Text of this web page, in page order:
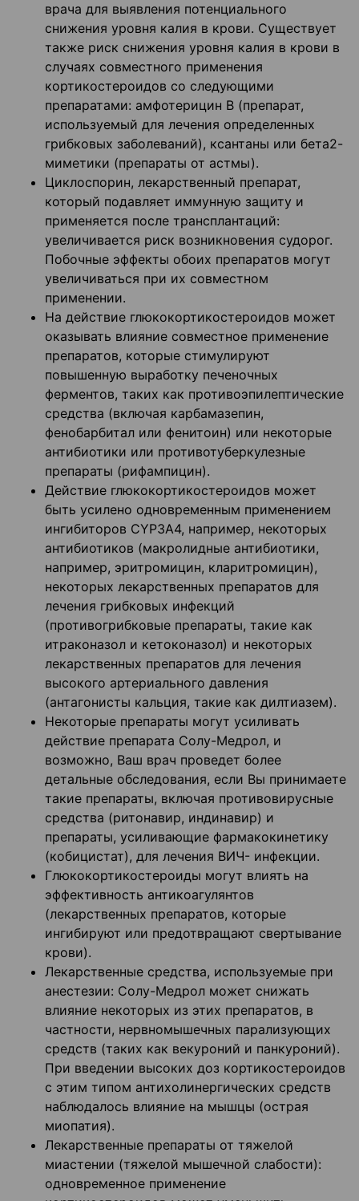
врача для выявления потенциального
снижения уровня калия в крови. Существует
также риск снижения уровня калия в крови в
случаях совместного применения
кортикостероидов со следующими
препаратами: амфотерицин В (препарат,
используемый для лечения определенных
грибковых заболеваний), ксантаны или бета2-
миметики (препараты от астмы).
Циклоспорин, лекарственный препарат,
который подавляет иммунную защиту и
применяется после трансплантаций:
увеличивается риск возникновения судорог.
Побочные эффекты обоих препаратов могут
увеличиваться при их совместном
применении.
На действие глюкокортикостероидов может
оказывать влияние совместное применение
препаратов, которые стимулируют
повышенную выработку печеночных
ферментов, таких как противоэпилептические
средства (включая карбамазепин,
фенобарбитал или фенитоин) или некоторые
антибиотики или противотуберкулезные
препараты (рифампицин).
Действие глюкокортикостероидов может
быть усилено одновременным применением
ингибиторов СYP3A4, например, некоторых
антибиотиков (макролидные антибиотики,
например, эритромицин, кларитромицин),
некоторых лекарственных препаратов для
лечения грибковых инфекций
(противогрибковые препараты, такие как
итраконазол и кетоконазол) и некоторых
лекарственных препаратов для лечения
высокого артериального давления
(антагонисты кальция, такие как дилтиазем).
Некоторые препараты могут усиливать
действие препарата Солу-Медрол, и
возможно, Ваш врач проведет более
детальные обследования, если Вы принимаете
такие препараты, включая противовирусные
средства (ритонавир, индинавир) и
препараты, усиливающие фармакокинетику
(кобицистат), для лечения ВИЧ- инфекции.
Глюкокортикостероиды могут влиять на
эффективность антикоагулянтов
(лекарственных препаратов, которые
ингибируют или предотвращают свертывание
крови).
Лекарственные средства, используемые при
анестезии: Солу-Медрол может снижать
влияние некоторых из этих препаратов, в
частности, нервномышечных парализующих
средств (таких как векуроний и панкуроний).
При введении высоких доз кортикостероидов
с этим типом антихолинергических средств
наблюдалось влияние на мышцы (острая
миопатия).
Лекарственные препараты от тяжелой
миастении (тяжелой мышечной слабости):
одновременное применение